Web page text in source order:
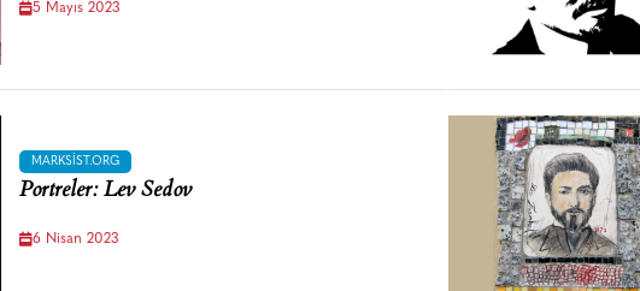
5 Mayıs 2023
MARKSIST.ORG
Portreler: Lev Sedov
6 Nisan 2023